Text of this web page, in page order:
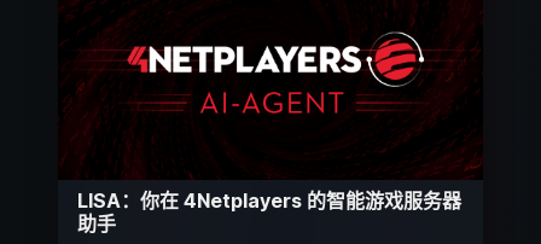
LISA：你在 4Netplayers 的智能游戏服务器
助手